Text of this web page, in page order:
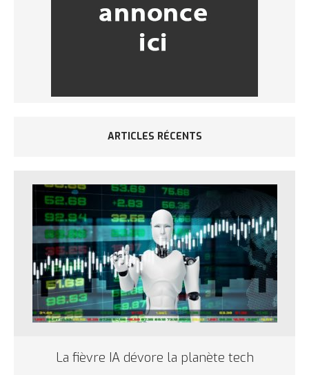
ARTICLES RÉCENTS
La fièvre IA dévore la planète tech